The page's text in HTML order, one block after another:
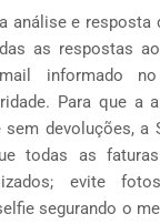
análise e
as respostas
informado
Para que a
devoluções, a
todas as faturas
evite
segurando o